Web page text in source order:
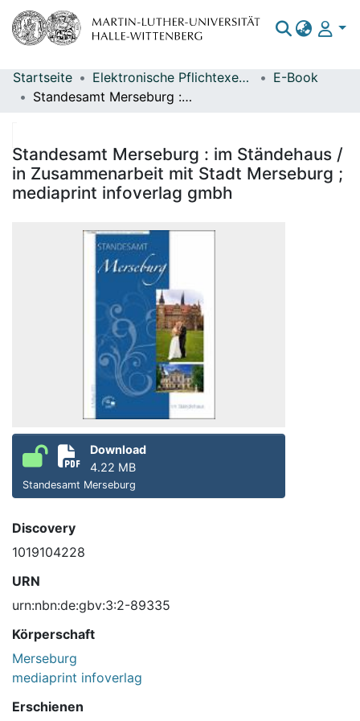
Bereiche & Sammlungen
Statistiken
Startseite Elektronische Pflichtexemplare
E-Book
Standesamt Merseburg : im Ständehaus / in Zusammenarbeit mit Stadt Merseburg ; mediaprint infoverlag gmbh
Standesamt Merseburg : im Ständehaus /
in Zusammenarbeit mit Stadt Merseburg ;
mediaprint infoverlag gmbh
Download
4.22 MB
Standesamt Merseburg
Discovery
1019104228
URN
urn:nbn:de:gbv:3:2-89335
Körperschaft
Merseburg
mediaprint infoverlag
Erschienen